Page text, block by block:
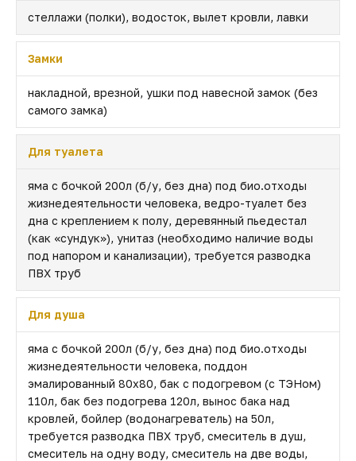
стеллажи (полки), водосток, вылет кровли, лавки
Замки
накладной, врезной, ушки под навесной замок (без
самого замка)
Для туалета
яма с бочкой 200л (б/у, без дна) под био.отходы
жизнедеятельности человека, ведро-туалет без
дна с креплением к полу, деревянный пьедестал
(как «сундук»), унитаз (необходимо наличие воды
под напором и канализации), требуется разводка
ПВХ труб
Для душа
яма с бочкой 200л (б/у, без дна) под био.отходы
жизнедеятельности человека, поддон
эмалированный 80х80, бак с подогревом (с ТЭНом)
110л, бак без подогрева 120л, вынос бака над
кровлей, бойлер (водонагреватель) на 50л,
требуется разводка ПВХ труб, смеситель в душ,
смеситель на одну воду, смеситель на две воды,